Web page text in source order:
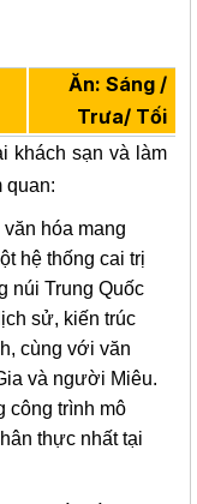
Ăn: Sáng /
Trưa/ Tối
khách sạn và làm
quan:
văn hóa mang
hệ thống cai trị
núi Trung Quốc
sử, kiến trúc
cùng với văn
và người Miêu.
công trình mô
thực nhất tại